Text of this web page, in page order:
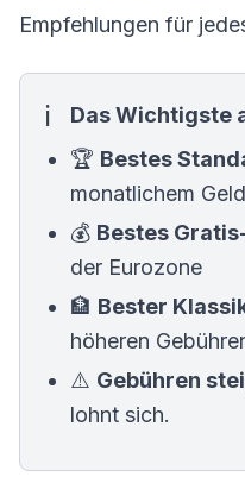
Empfehlungen für
Das Wichtigste
🏆 Bestes
monatlichem
💰 Bestes
der Eurozone
🏦 Bester
höheren
⚠️ Gebühren
lohnt sich.